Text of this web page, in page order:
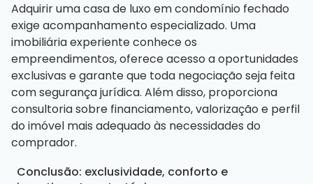
Adquirir uma casa de luxo em condomínio fechado
exige acompanhamento especializado. Uma
imobiliária experiente conhece os
empreendimentos, oferece acesso a oportunidades
exclusivas e garante que toda negociação seja feita
com segurança jurídica. Além disso, proporciona
consultoria sobre financiamento, valorização e perfil
do imóvel mais adequado às necessidades do
comprador.
Conclusão: exclusividade, conforto e